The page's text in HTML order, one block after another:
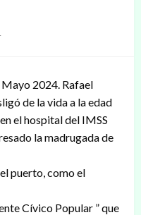
2024. Rafael
de la vida a la edad
el hospital del IMSS
la madrugada de
puerto, como el
Cívico Popular ” que